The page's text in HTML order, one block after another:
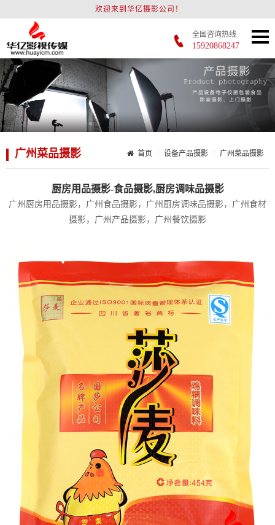
欢迎来到华亿摄影公司！
全国咨询热线
15920868247
广州菜品摄影 首页 设备产品摄影 广州菜品摄影
厨房用品摄影-食品摄影,厨房调味品摄影
广州厨房用品摄影，广州食品摄影，广州厨房调味品摄影，广州食材
摄影，广州产品摄影，广州餐饮摄影